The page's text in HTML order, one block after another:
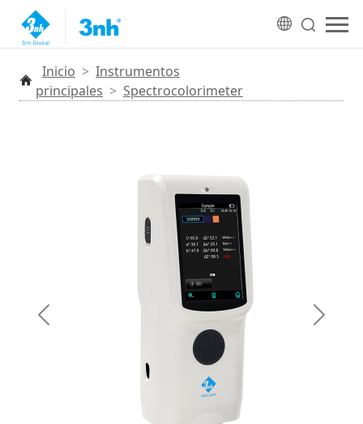
Inicio > Instrumentos
principales > Spectrocolorimeter
Anterior